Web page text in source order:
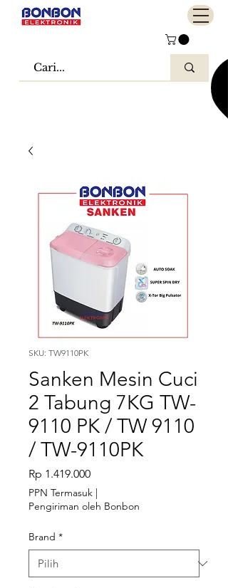
SKU: TW9110PK
Sanken Mesin Cuci
2 Tabung 7KG TW-
9110 PK / TW 9110
/ TW-9110PK
Rp 1.419.000Harga
PPN Termasuk |
Pengiriman oleh Bonbon
Brand *